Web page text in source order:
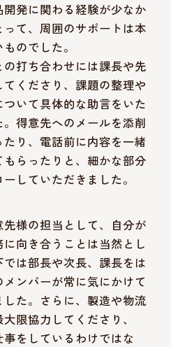
開発に関わる経験が少なか
って、周囲のサポートは本
のでした。
打ち合わせには課長や先
てくださり、課題の整理や
いて具体的な助言をいた
。得意先へのメールを添削
たり、電話前に内容を一緒
もらったりと、細かな部分
していただきました。
様の担当として、自分が
向き合うことは当然とし
では部長や次長、課長をは
メンバーが常に気にかけて
した。さらに、製造や物流
限協力してくださり、
事をしているわけではな